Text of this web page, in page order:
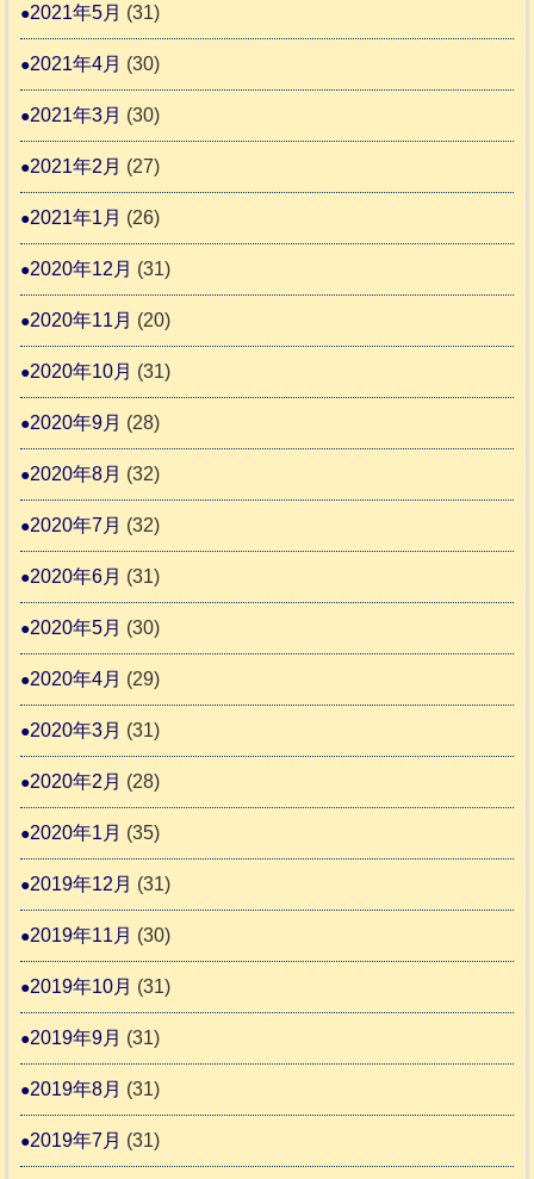
2021年5月 (31)
2021年4月 (30)
2021年3月 (30)
2021年2月 (27)
2021年1月 (26)
2020年12月 (31)
2020年11月 (20)
2020年10月 (31)
2020年9月 (28)
2020年8月 (32)
2020年7月 (32)
2020年6月 (31)
2020年5月 (30)
2020年4月 (29)
2020年3月 (31)
2020年2月 (28)
2020年1月 (35)
2019年12月 (31)
2019年11月 (30)
2019年10月 (31)
2019年9月 (31)
2019年8月 (31)
2019年7月 (31)